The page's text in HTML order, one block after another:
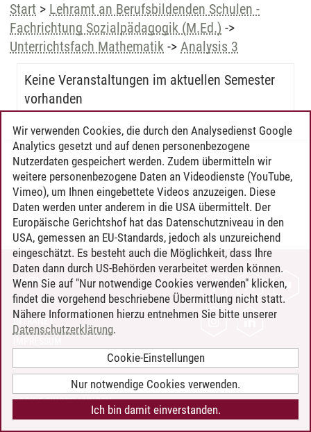
Start > Lehramt an Berufsbildenden Schulen -
Fachrichtung Sozialpädagogik (M.Ed.) ->
Unterrichtsfach Mathematik -> Analysis 3
Keine Veranstaltungen im aktuellen Semester
vorhanden
Timo Leder/30.06.2024
KONTAKT
LEUPHANA ALS ARBEITGEBER
INTRANET
BARRIEREFREIHEIT
COOKIE-EINSTELLUNGEN
Wir verwenden Cookies, die durch den Analysedienst Google
Analytics gesetzt und auf denen personenbezogene
Nutzerdaten gespeichert werden. Zudem übermitteln wir
weitere personenbezogene Daten an Videodienste (YouTube,
Vimeo), um Ihnen eingebettete Videos anzuzeigen. Diese
Daten werden unter anderem in die USA übermittelt. Der
Europäische Gerichtshof hat das Datenschutzniveau in den
USA, gemessen an EU-Standards, jedoch als unzureichend
eingeschätzt. Es besteht auch die Möglichkeit, dass Ihre
Daten dann durch US-Behörden verarbeitet werden können.
Wenn Sie auf "Nur notwendige Cookies verwenden" klicken,
findet die vorgehend beschriebene Übermittlung nicht statt.
Nähere Informationen hierzu entnehmen Sie bitte unserer
Datenschutzerklärung.
Cookie-Einstellungen
Nur notwendige Cookies verwenden.
Ich bin damit einverstanden.